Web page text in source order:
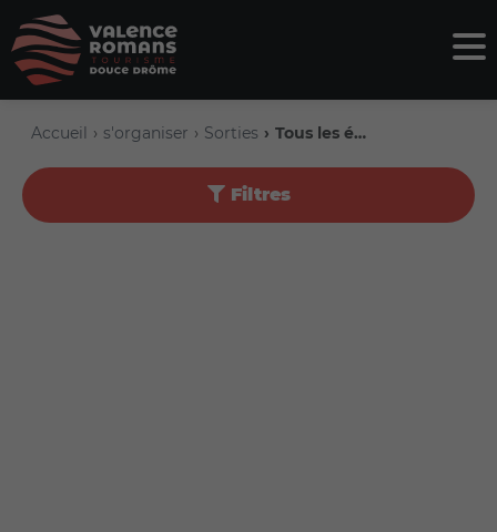
Accueil s'organiser Sorties Tous les événements
Filtres